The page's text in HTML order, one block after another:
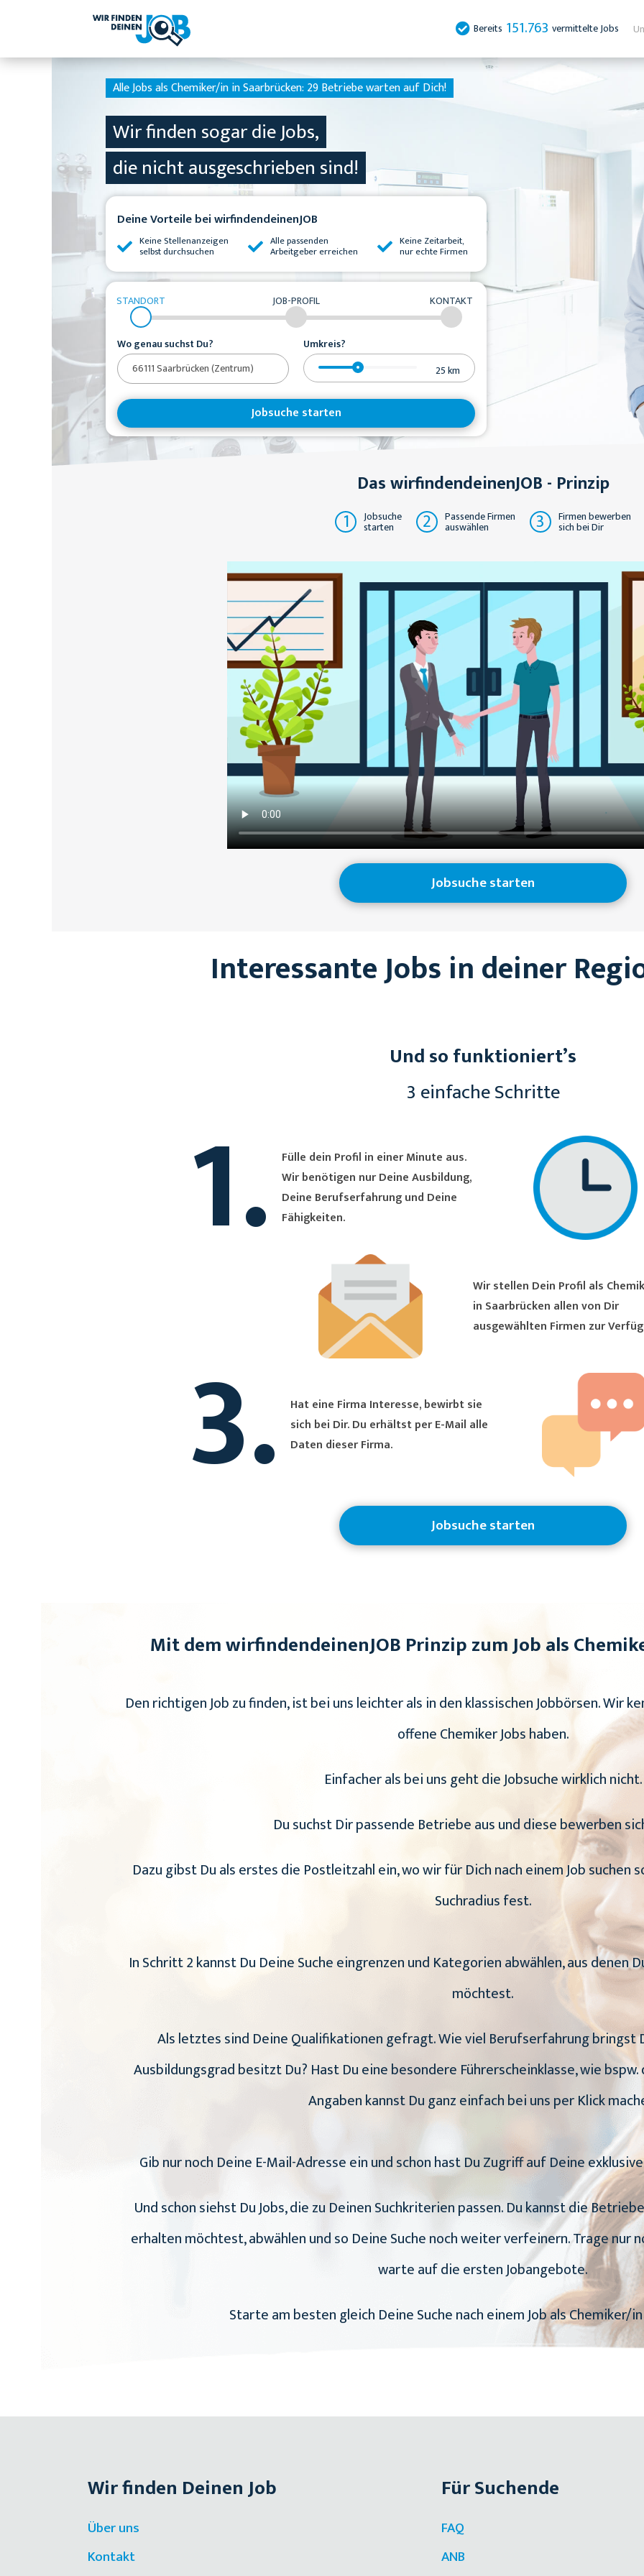
Bereits 151.763 vermittelte Jobs
Alle Jobs als Chemiker/in in Saarbrücken: 29 Betriebe warten auf Dich!
Wir finden sogar die Jobs,
die nicht ausgeschrieben sind!
Deine Vorteile bei wirfindendeinenJOB
Keine Stellenanzeigen
selbst durchsuchen
Alle passenden
Arbeitgeber erreichen
Keine Zeitarbeit,
nur echte Firmen
STANDORT JOB-PROFIL KONTAKT
Wo genau suchst Du?
Umkreis?
25km
Jobsuche starten
Das wirfindendeinenJOB - Prinzip
1
Jobsuche
starten 2 Passende Firmen
auswählen 3 Firmen bewerben
sich bei Dir
Jobsuche starten
Interessante Jobs in deiner
Und so funktioniert’s
3 einfache Schritte
1.
Fülle dein Profil in einer Minute aus.
Wir benötigen nur Deine Ausbildung,
Deine Berufserfahrung und Deine
Fähigkeiten.
Wir stellen Dein Profil als Chemiker/in
in Saarbrücken allen von Dir
ausgewählten Firmen zur
3.
Hat eine Firma Interesse, bewirbt sie
sich bei Dir. Du erhältst per E-Mail alle
Daten dieser Firma.
Jobsuche starten
Mit dem wirfindendeinenJOB Prinzip zum Job als
Den richtigen Job zu finden, ist bei uns leichter als in den klassischen Jobbörsen. Wir
offene Chemiker Jobs haben.
Einfacher als bei uns geht die Jobsuche wirklich nicht.
Du suchst Dir passende Betriebe aus und diese bewerben
Dazu gibst Du als erstes die Postleitzahl ein, wo wir für Dich nach einem Job suchen
Suchradius fest.
In Schritt 2 kannst Du Deine Suche eingrenzen und Kategorien abwählen, aus denen
möchtest.
Als letztes sind Deine Qualifikationen gefragt. Wie viel Berufserfahrung bringst
Ausbildungsgrad besitzt Du? Hast Du eine besondere Führerscheinklasse, wie
Angaben kannst Du ganz einfach bei uns per Klick
Gib nur noch Deine E-Mail-Adresse ein und schon hast Du Zugriff auf Deine
Und schon siehst Du Jobs, die zu Deinen Suchkriterien passen. Du kannst die
erhalten möchtest, abwählen und so Deine Suche noch weiter verfeinern. Trage nur
warte auf die ersten Jobangebote.
Starte am besten gleich Deine Suche nach einem Job als Chemiker/
Wir finden Deinen Job
Über uns
Kontakt
Für Suchende
FAQ
ANB